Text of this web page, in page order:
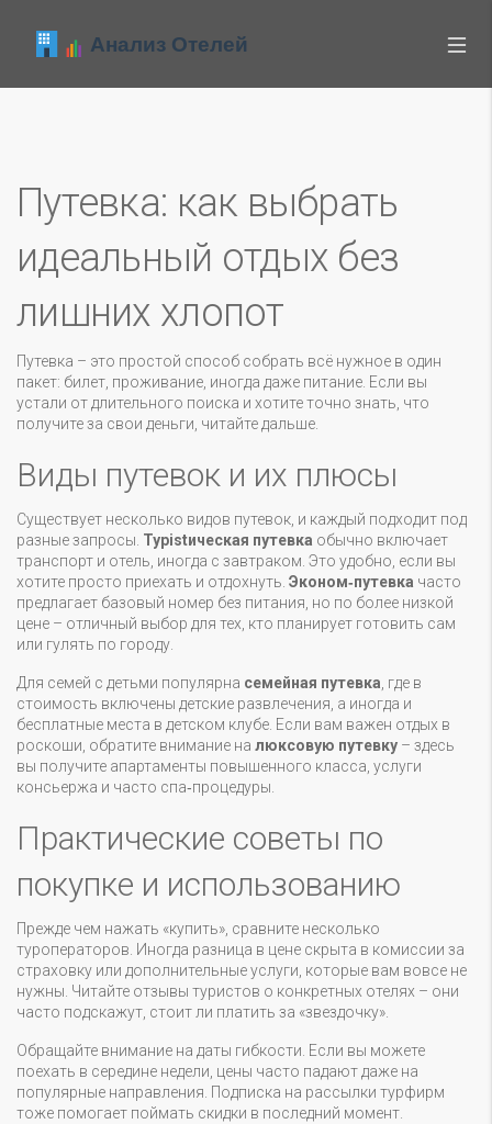
Путевка: как выбрать
идеальный отдых без
лишних хлопот
Путевка – это простой способ собрать всё нужное в один
пакет: билет, проживание, иногда даже питание. Если вы
устали от длительного поиска и хотите точно знать, что
получите за свои деньги, читайте дальше.
Виды путевок и их плюсы
Существует несколько видов путевок, и каждый подходит под
разные запросы. Турistическая путевка обычно включает
транспорт и отель, иногда с завтраком. Это удобно, если вы
хотите просто приехать и отдохнуть. Эконом‑путевка часто
предлагает базовый номер без питания, но по более низкой
цене – отличный выбор для тех, кто планирует готовить сам
или гулять по городу.
Для семей с детьми популярна семейная путевка , где в
стоимость включены детские развлечения, а иногда и
бесплатные места в детском клубе. Если вам важен отдых в
роскоши, обратите внимание на люксовую путевку – здесь
вы получите апартаменты повышенного класса, услуги
консьержа и часто спа‑процедуры.
Практические советы по
покупке и использованию
Прежде чем нажать «купить», сравните несколько
туроператоров. Иногда разница в цене скрыта в комиссии за
страховку или дополнительные услуги, которые вам вовсе не
нужны. Читайте отзывы туристов о конкретных отелях – они
часто подскажут, стоит ли платить за «звездочку».
Обращайте внимание на даты гибкости. Если вы можете
поехать в середине недели, цены часто падают даже на
популярные направления. Подписка на рассылки турфирм
тоже помогает поймать скидки в последний момент.